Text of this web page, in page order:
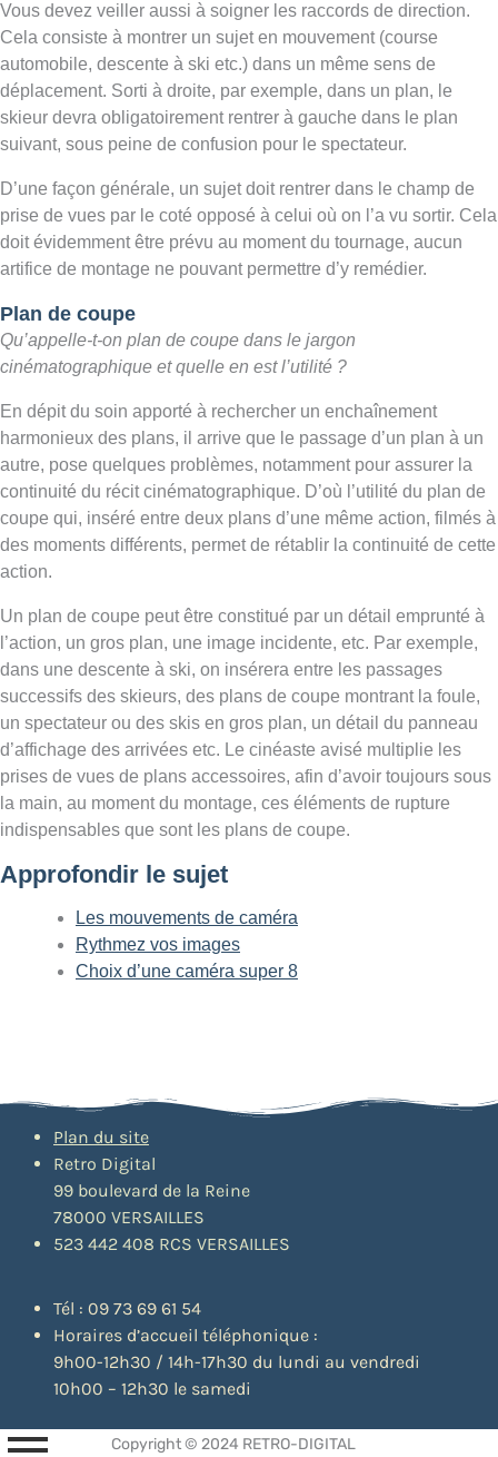
Vous devez veiller aussi à soigner les raccords de direction.
Cela consiste à montrer un sujet en mouvement (course
automobile, descente à ski etc.) dans un même sens de
déplacement. Sorti à droite, par exemple, dans un plan, le
skieur devra obligatoirement rentrer à gauche dans le plan
suivant, sous peine de confusion pour le spectateur.
D’une façon générale, un sujet doit rentrer dans le champ de
prise de vues par le coté opposé à celui où on l’a vu sortir. Cela
doit évidemment être prévu au moment du tournage, aucun
artifice de montage ne pouvant permettre d’y remédier.
Plan de coupe
Qu’appelle-t-on plan de coupe dans le jargon
cinématographique et quelle en est l’utilité ?
En dépit du soin apporté à rechercher un enchaînement
harmonieux des plans, il arrive que le passage d’un plan à un
autre, pose quelques problèmes, notamment pour assurer la
continuité du récit cinématographique. D’où l’utilité du plan de
coupe qui, inséré entre deux plans d’une même action, filmés à
des moments différents, permet de rétablir la continuité de cette
action.
Un plan de coupe peut être constitué par un détail emprunté à
l’action, un gros plan, une image incidente, etc. Par exemple,
dans une descente à ski, on insérera entre les passages
successifs des skieurs, des plans de coupe montrant la foule,
un spectateur ou des skis en gros plan, un détail du panneau
d’affichage des arrivées etc. Le cinéaste avisé multiplie les
prises de vues de plans accessoires, afin d’avoir toujours sous
la main, au moment du montage, ces éléments de rupture
indispensables que sont les plans de coupe.
Approfondir le sujet
Les mouvements de caméra
Rythmez vos images
Choix d’une caméra super 8
Plan du site
Retro Digital
99 boulevard de la Reine
78000 VERSAILLES
523 442 408 RCS VERSAILLES
Tél : 09 73 69 61 54
Horaires d’accueil téléphonique :
9h00-12h30 / 14h-17h30 du lundi au vendredi
10h00 – 12h30 le samedi
Copyright © 2024 RETRO-DIGITAL